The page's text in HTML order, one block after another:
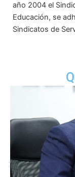
año 2004 el
Educación, se
Sindicatos de